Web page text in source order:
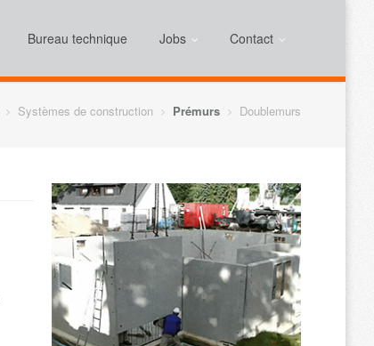
Bureau technique Jobs Contact
Systèmes de construction Prémurs Doublemurs